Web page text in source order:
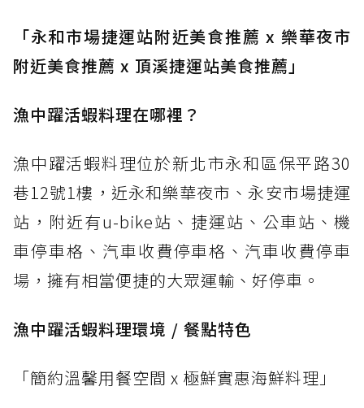
「永和市場捷運站附近美食推薦 x 樂華夜市
附近美食推薦 x 頂溪捷運站美食推薦」
漁中躍活蝦料理在哪裡？
漁中躍活蝦料理位於新北市永和區保平路30
巷12號1樓，近永和樂華夜市、永安市場捷運
站，附近有u-bike站、捷運站、公車站、機
車停車格、汽車收費停車格、汽車收費停車
場，擁有相當便捷的大眾運輸、好停車。
漁中躍活蝦料理環境 / 餐點特色
「簡約溫馨用餐空間 x 極鮮實惠海鮮料理」